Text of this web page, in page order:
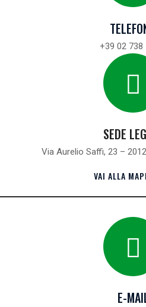
+39 02 738
SEDE
Via Aurelio Saffi, 23 –
VAI ALLA
E-